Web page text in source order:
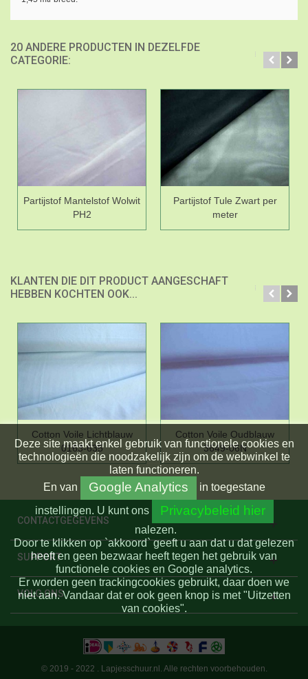
20 ANDERE PRODUCTEN IN DEZELFDE
CATEGORIE:
Partijstof Mantelstof Wolwit
PH2
Partijstof Tule Zwart per
meter
KLANTEN DIE DIT PRODUCT AANGESCHAFT
HEBBEN KOCHTEN OOK...
Cotton Voile Lichtblauw
0163-635
Cotton Voile Oudblauw
3649-06N
CONTACTGEGEVENS
SUPPORT
VOLG ONS
Deze site maakt enkel gebruik van functionele cookies en
technologieën die noodzakelijk zijn om de webwinkel te
laten functioneren.
En van Google Analytics
in toegestane
instellingen. U kunt ons Privacybeleid hier
nalezen.
Door te klikken op `akkoord` geeft u aan dat u dat gelezen
heeft en geen bezwaar heeft tegen het gebruik van
functionele cookies en Google analytics.
Er worden geen trackingcookies gebruikt, daar doen we
niet aan. Vandaar dat er ook geen knop is met "Uitzetten
van cookies".
© 2019 - 2022 . Lapjesschuur.nl. Alle rechten voorbehouden.